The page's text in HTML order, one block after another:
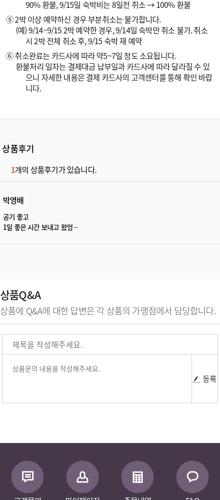
90% 환불, 9/15일 숙박비는 8일전 취소 → 100% 환불
⑤ 2박 이상 예약하신 경우 부분취소는 불가합니다.
(예) 9/14~9/15 2박 예약한 경우, 9/14일 숙박만 취소 불가. 취소
시 2박 전체 취소 후, 9/15 숙박 재 예약
⑥ 취소완료는 카드사에 따라 약5~7일 정도 소요됩니다.
환불처리 일자는 결제대금 납부일과 카드사에 따라 달라질 수 있
으니 자세한 내용은 결제 카드사의 고객센터를 통해 확인 바랍
니다.
상품후기
1개의 상품후기가 있습니다.
박영배
공기 좋고
1일 좋은 시간 보내고 왔엉ᆢ
상품Q&A
상품에 Q&A에 대한 답변은 각 상품의 가맹점에서 담당합니다.
등록